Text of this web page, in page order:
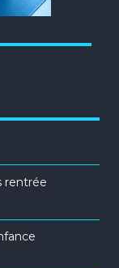
rentrée